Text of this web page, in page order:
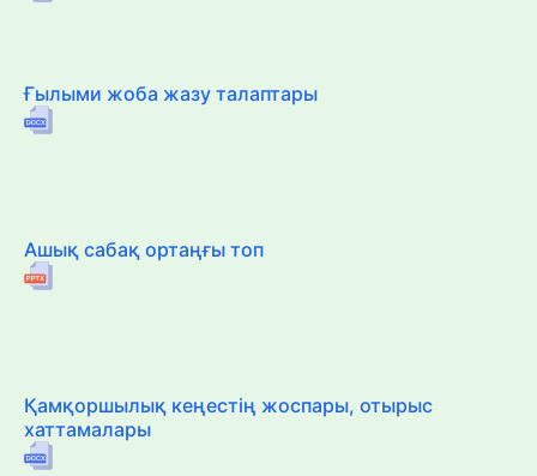
Ғылыми жоба жазу талаптары
Ашық сабақ ортаңғы топ
Қамқоршылық кеңестің жоспары, отырыс
хаттамалары